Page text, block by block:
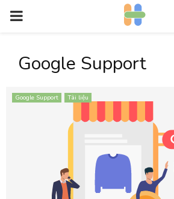
P
Google Support
Google Support Tài liệu